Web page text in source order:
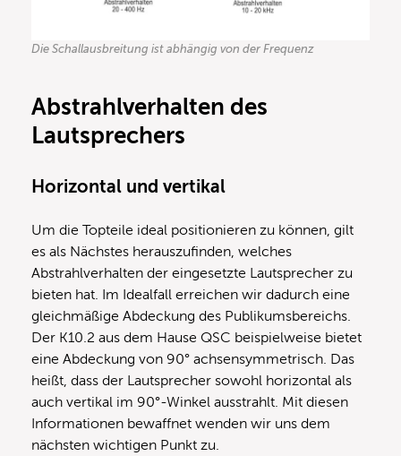
Die Schallausbreitung ist abhängig von der Frequenz
Abstrahlverhalten des
Lautsprechers
Horizontal und vertikal
Um die Topteile ideal positionieren zu können, gilt
es als Nächstes herauszufinden, welches
Abstrahlverhalten der eingesetzte Lautsprecher zu
bieten hat. Im Idealfall erreichen wir dadurch eine
gleichmäßige Abdeckung des Publikumsbereichs.
Der K10.2 aus dem Hause QSC beispielweise bietet
eine Abdeckung von 90° achsensymmetrisch. Das
heißt, dass der Lautsprecher sowohl horizontal als
auch vertikal im 90°-Winkel ausstrahlt. Mit diesen
Informationen bewaffnet wenden wir uns dem
nächsten wichtigen Punkt zu.